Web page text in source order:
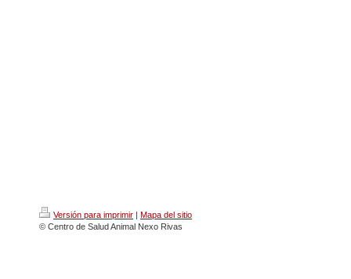
Versión para imprimir | Mapa del sitio
© Centro de Salud Animal Nexo Rivas